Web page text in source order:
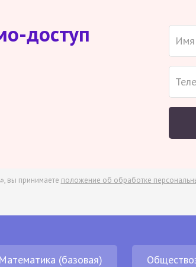
доступ
вы принимаете положение об обработке
Математика (базовая)